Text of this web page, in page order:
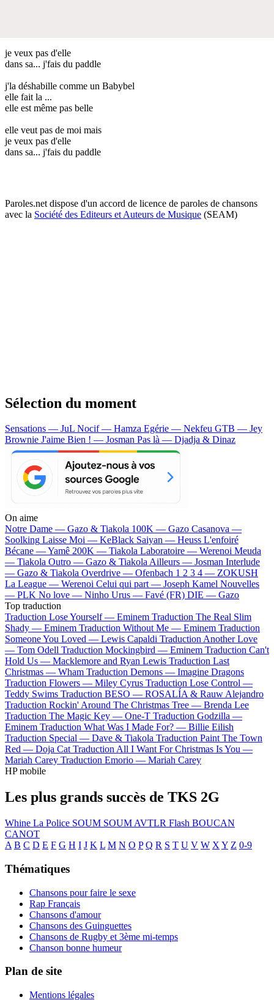
je veux pas d'elle
dans sa... j'fais du paddle
j'la déshabille comme un Babybel
elle fait la ...
elle est même pas belle
elle veut pas de moi mais
je veux pas d'elle
dans sa... j'fais du paddle
Paroles.net dispose d'un accord de licence de paroles de chansons
avec la Société des Editeurs et Auteurs de Musique (SEAM)
Sélection du moment
Sensations — JuL Nocif — Hamza Egérie — Nekfeu GTB — Jey
Brownie J'aime Bien ! — Josman Pas là — Djadja & Dinaz
On aime
Notre Dame — Gazo & Tiakola 100K — Gazo Casanova —
Soolking Laisse Moi — KeBlack Saiyan — Heuss L'enfoiré
Bécane —Yamê 200K — Tiakola Laboratoire — Werenoi Meuda
— Tiakola Outro — Gazo & TiakolaAilleurs — Josman Interlude
— Gazo & Tiakola Overdrive — Ofenbach 1 2 3 4 — ZOKUSH
La League — Werenoi Celui qui part — Joseph Kamel Nouvelles
— PLK No love — Ninho Urus — Favé (FR) DIE — Gazo
Top traduction
Traduction Lose Yourself — Eminem Traduction The Real Slim
Shady — Eminem Traduction Without Me — Eminem Traduction
Someone You Loved — Lewis Capaldi Traduction Another Love
— Tom Odell Traduction Mockingbird — Eminem Traduction Can't
Hold Us — Macklemore and Ryan Lewis Traduction Last
Christmas — Wham Traduction Demons — Imagine Dragons
Traduction Flowers — Miley Cyrus Traduction Lose Control —
Teddy Swims Traduction BESO — ROSALÍA & Rauw Alejandro
Traduction Rockin' Around The Christmas Tree — Brenda Lee
Traduction The Magic Key — One-T Traduction Godzilla —
Eminem Traduction What Was I Made For? — Billie Eilish
Traduction Special — Dave & Tiakola Traduction Paint The Town
Red — Doja Cat Traduction All I Want For Christmas Is You —
Mariah Carey Traduction Emorio — Mariah Carey
HP mobile
Les plus grands succès de TKS 2G
Whine La Police SOUM SOUM AVTLR Flash BOUCAN
CANOT
A B C D E F G H I J K L M N O P Q R S T U V W X Y Z 0-9
Thématiques
Chansons pour faire le sexe
Rap Français
Chansons d'amour
Chansons des Guinguettes
Chansons de Rugby et 3ème mi-temps
Chanson bonne humeur
Plan de site
Mentions légales